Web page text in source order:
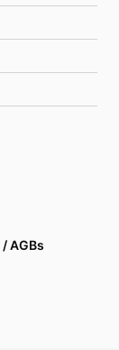
AGBs